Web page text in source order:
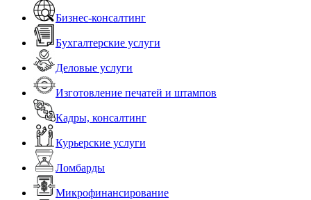
Бизнес-консалтинг
Бухгалтерские услуги
Деловые услуги
Изготовление печатей и штампов
Кадры, консалтинг
Курьерские услуги
Ломбарды
Микрофинансирование